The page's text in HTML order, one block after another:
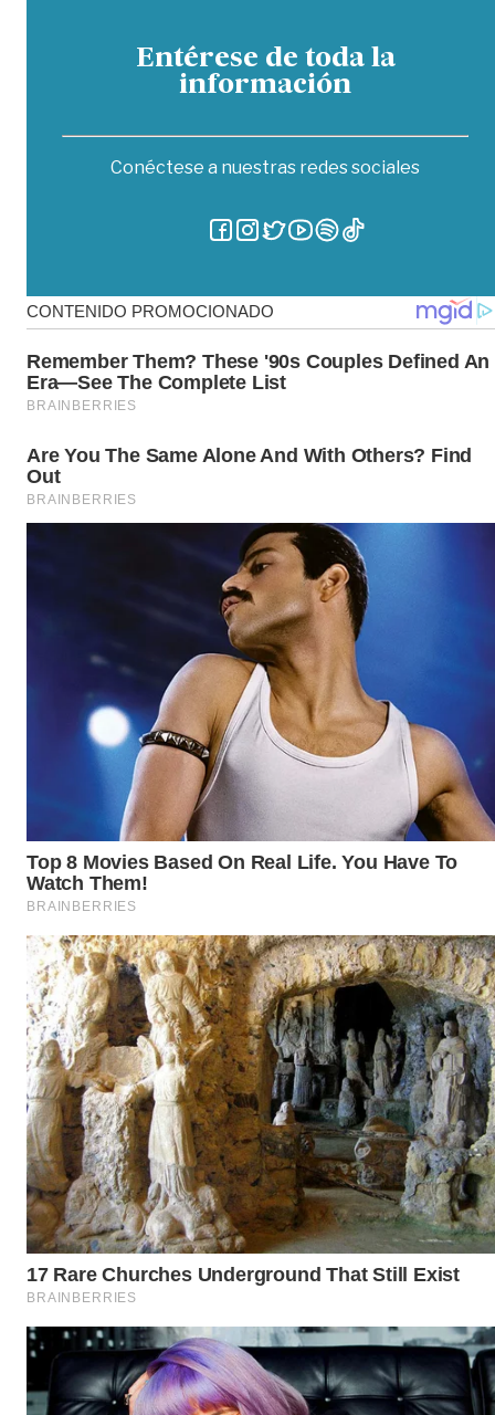
Entérese de toda la
información
Conéctese a nuestras redes sociales